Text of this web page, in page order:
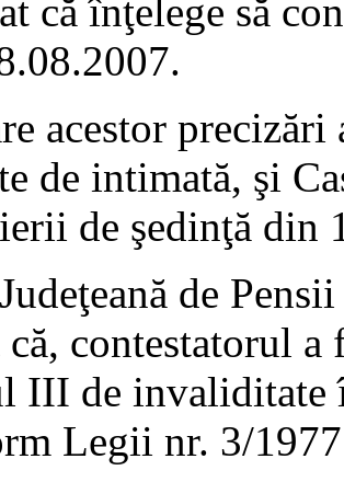
că înţelege să
acestor
de intimată, şi
de şedinţă din
de
că, contestatorul
III de invaliditate
Legii nr. 3/